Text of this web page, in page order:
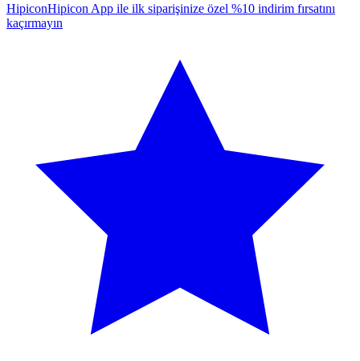
HipiconHipicon App ile ilk siparişinize özel %10 indirim fırsatını
kaçırmayın